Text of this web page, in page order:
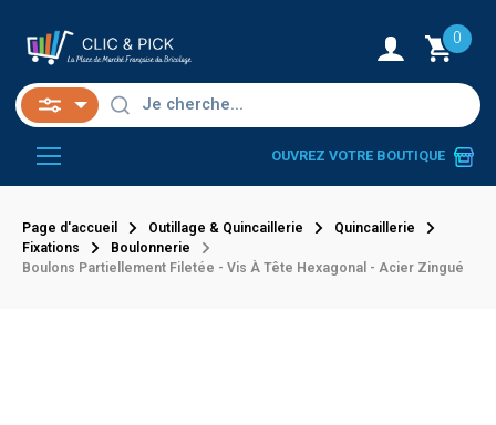
0
OUVREZ VOTRE BOUTIQUE
Page d'accueil Outillage & Quincaillerie
Quincaillerie
Fixations
Boulonnerie
Boulons Partiellement Filetée - Vis À Tête Hexagonal - Acier Zingué